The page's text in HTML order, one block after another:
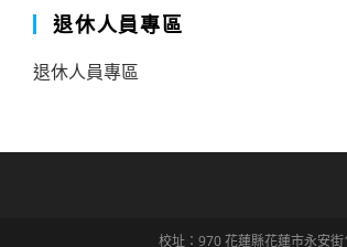
退休人員專區
退休人員專區
校址：970 花蓮縣花蓮市永安